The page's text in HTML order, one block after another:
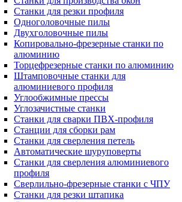
Станки для резки профиля
Одноголовочные пилы
Двухголовочные пилы
Копировально-фрезерные станки по
алюминию
Торцефрезерные станки по алюминию
Штамповочные станки для
алюминиевого профиля
Углообжимные прессы
Углозачистные станки
Станки для сварки ПВХ-профиля
Станции для сборки рам
Станки для сверления петель
Автоматические шуруповерты
Станки для сверления алюминиевого
профиля
Сверлильно-фрезерные станки с ЧПУ
Станки для резки штапика